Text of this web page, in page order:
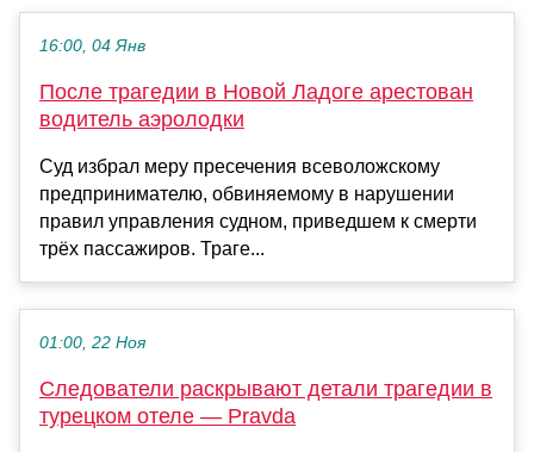
16:00, 04 Янв
После трагедии в Новой Ладоге арестован
водитель аэролодки
Суд избрал меру пресечения всеволожскому
предпринимателю, обвиняемому в нарушении
правил управления судном, приведшем к смерти
трёх пассажиров. Траге...
01:00, 22 Ноя
Следователи раскрывают детали трагедии в
турецком отеле — Pravda